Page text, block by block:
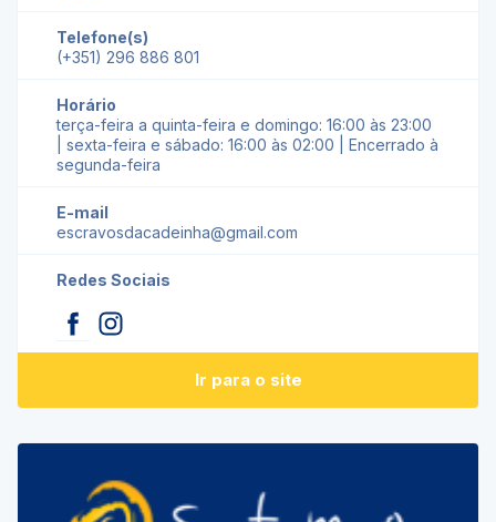
Telefone(s)
(+351) 296 886 801
Horário
terça-feira a quinta-feira e domingo: 16:00 às 23:00
| sexta-feira e sábado: 16:00 às 02:00 | Encerrado à
segunda-feira
E-mail
escravosdacadeinha@gmail.com
Redes Sociais
Ir para o site